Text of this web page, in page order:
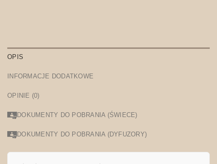
OPIS
INFORMACJE DODATKOWE
OPINIE (0)
DOKUMENTY DO POBRANIA (ŚWIECE)
DOKUMENTY DO POBRANIA (DYFUZORY)